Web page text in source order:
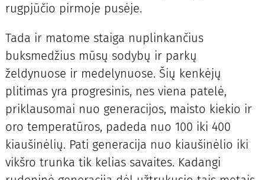
rugpjūčio pirmoje pusėje.
Tada ir matome staiga nuplinkančius
buksmedžius mūsų sodybų ir parkų
želdynuose ir medelynuose. Šių kenkėjų
plitimas yra progresinis, nes viena patelė,
priklausomai nuo generacijos, maisto kiekio ir
oro temperatūros, padeda nuo 100 iki 400
kiaušinėlių. Pati generacija nuo kiaušinėlio iki
vikšro trunka tik kelias savaites. Kadangi